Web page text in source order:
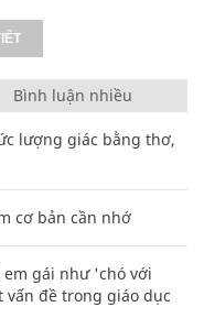
Bình luận nhiều
lượng giác bằng thơ,
cơ bản cần nhớ
gái như 'chó với
đề trong giáo dục